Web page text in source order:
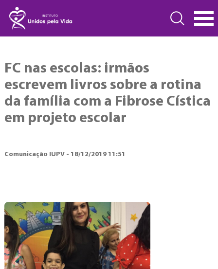
FC nas escolas: irmãos
escrevem livros sobre a rotina
da família com a Fibrose Cística
em projeto escolar
Comunicação IUPV - 18/12/2019 11:51